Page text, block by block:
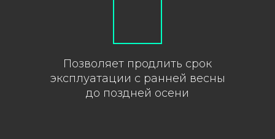
Позволяет продлить срок
эксплуатации с ранней весны
до поздней осени